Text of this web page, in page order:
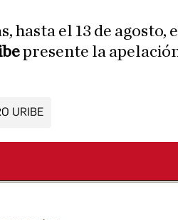
hasta el 13 de agosto,
presente la
URIBE